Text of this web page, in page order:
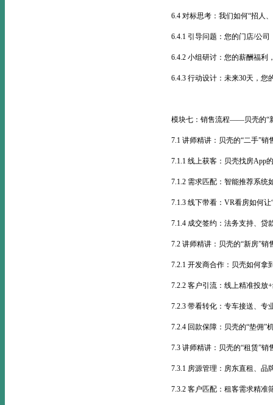
6.4 对标思考：我们如何“招人
6.4.1 引导问题：您的门店/公
6.4.2 小组研讨：您的薪酬福利
6.4.3 行动设计：未来30天，您
模块七：销售流程——贝壳的“
7.1 讲师精讲：贝壳的“二手”销
7.1.1 线上获客：贝壳找房App
7.1.2 需求匹配：智能推荐系统
7.1.3 线下带看：VR看房如何
7.1.4 成交签约：法务支持、贷
7.2 讲师精讲：贝壳的“新房”销
7.2.1 开发商合作：贝壳如何拿
7.2.2 客户引流：线上精准投放
7.2.3 带看转化：专车接送、专
7.2.4 回款保障：贝壳的“垫佣”
7.3 讲师精讲：贝壳的“租赁”销
7.3.1 房源管理：房东直租、品
7.3.2 客户匹配：租客需求精准